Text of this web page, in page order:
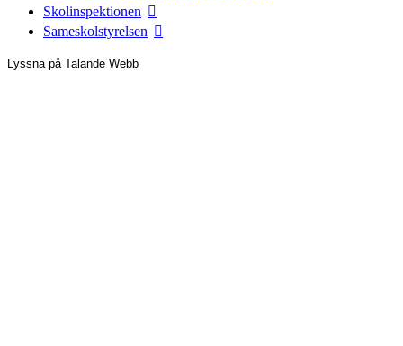
Skolinspektionen
Sameskolstyrelsen
Lyssna på Talande Webb